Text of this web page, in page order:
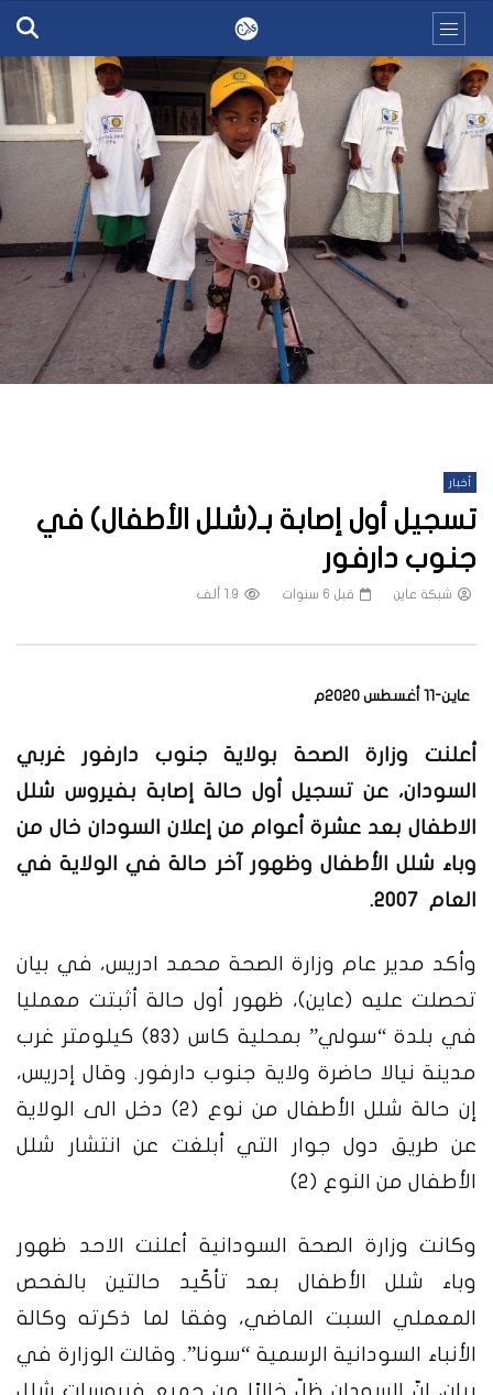
أخبار
تسجيل أول إصابة بـ(شلل الأطفال) في
جنوب دارفور
شبكة عاين قبل 6 سنوات 1.9 ألف
عاين-11 أغسطس 2020م
أعلنت وزارة الصحة بولاية جنوب دارفور غربي
السودان، عن تسجيل أول حالة إصابة بفيروس شلل
الاطفال بعد عشرة أعوام من إعلان السودان خال من
وباء شلل الأطفال وظهور آخر حالة في الولاية في
العام 2007.
وأكد مدير عام وزارة الصحة محمد ادريس، في بيان
تحصلت عليه (عاين)، ظهور أول حالة أثبتت معمليا
في بلدة “سولي” بمحلية كاس (83) كيلومتر غرب
مدينة نيالا حاضرة ولاية جنوب دارفور. وقال إدريس،
إن حالة شلل الأطفال من نوع (2) دخل الى الولاية
عن طريق دول جوار التي أبلغت عن انتشار شلل
الأطفال من النوع (2)
وكانت وزارة الصحة السودانية أعلنت الاحد ظهور
وباء شلل الأطفال بعد تأكّيد حالتين بالفحص
المعملي السبت الماضي، وفقا لما ذكرته وكالة
الأنباء السودانية الرسمية “سونا”. وقالت الوزارة في